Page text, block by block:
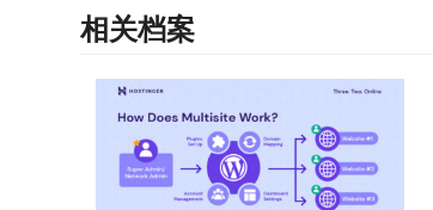
相关档案